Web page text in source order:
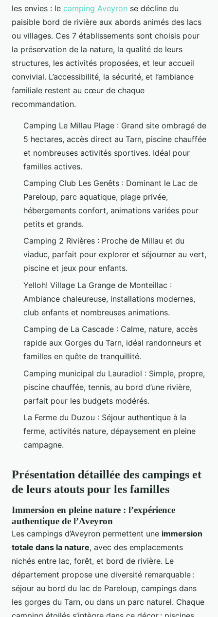
les envies : le camping Aveyron se décline du
paisible bord de rivière aux abords animés des lacs
ou villages. Ces 7 établissements sont choisis pour
la préservation de la nature, la qualité de leurs
structures, les activités proposées, et leur accueil
convivial. L’accessibilité, la sécurité, et l’ambiance
familiale restent au cœur de chaque
recommandation.
Camping Le Millau Plage : Grand site ombragé de
5 hectares, accès direct au Tarn, piscine chauffée
et nombreuses activités sportives. Idéal pour
familles actives.
Camping Club Les Genêts : Dominant le Lac de
Pareloup, parc aquatique, plage privée,
hébergements confort, animations variées pour
petits et grands.
Camping 2 Rivières : Proche de Millau et du
viaduc, parfait pour explorer et séjourner au vert,
piscine et jeux pour enfants.
Yelloh! Village La Grange de Monteillac :
Ambiance chaleureuse, installations modernes,
club enfants et nombreuses animations.
Camping de La Cascade : Calme, nature, accès
rapide aux Gorges du Tarn, idéal randonneurs et
familles en quête de tranquillité.
Camping municipal du Lauradiol : Simple, propre,
piscine chauffée, tennis, au bord d’une rivière,
parfait pour les budgets modérés.
La Ferme du Duzou : Séjour authentique à la
ferme, activités nature, dépaysement en pleine
campagne.
Présentation détaillée des campings et
de leurs atouts pour les familles
Immersion en pleine nature : l’expérience
authentique de l’Aveyron
Les campings d’Aveyron permettent une immersion
totale dans la nature, avec des emplacements
nichés entre lac, forêt, et bord de rivière. Le
département propose une diversité remarquable :
séjour au bord du lac de Pareloup, campings dans
les gorges du Tarn, ou dans un parc naturel. Chaque